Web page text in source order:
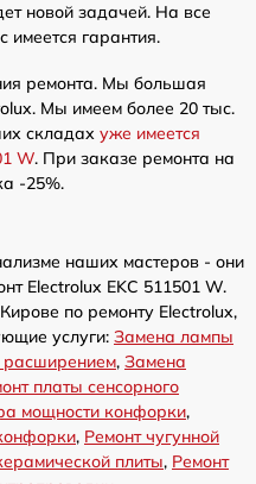
новой задачей. На все
гарантия.
ремонта. Мы большая
Мы имеем более 20 тыс.
складах уже имеется
W. При заказе ремонта на
-25%.
наших мастеров - они
Electrolux EKC 511501 W.
по ремонту Electrolux,
услуги: Замена лампы
расширением, Замена
платы сенсорного
мощности конфорки,
, Ремонт чугунной
плиты, Ремонт